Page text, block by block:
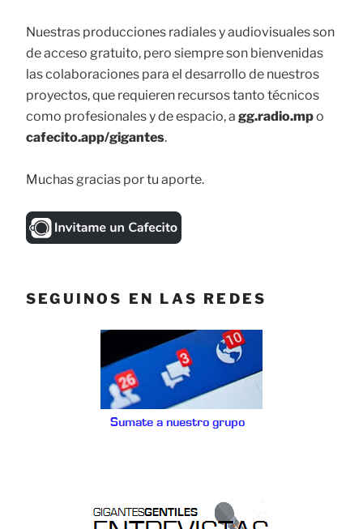
Nuestras producciones radiales y audiovisuales son
de acceso gratuito, pero siempre son bienvenidas
las colaboraciones para el desarrollo de nuestros
proyectos, que requieren recursos tanto técnicos
como profesionales y de espacio, a gg.radio.mpo
cafecito.app/gigantes.
Muchas gracias por tu aporte.
SEGUINOS EN LAS REDES